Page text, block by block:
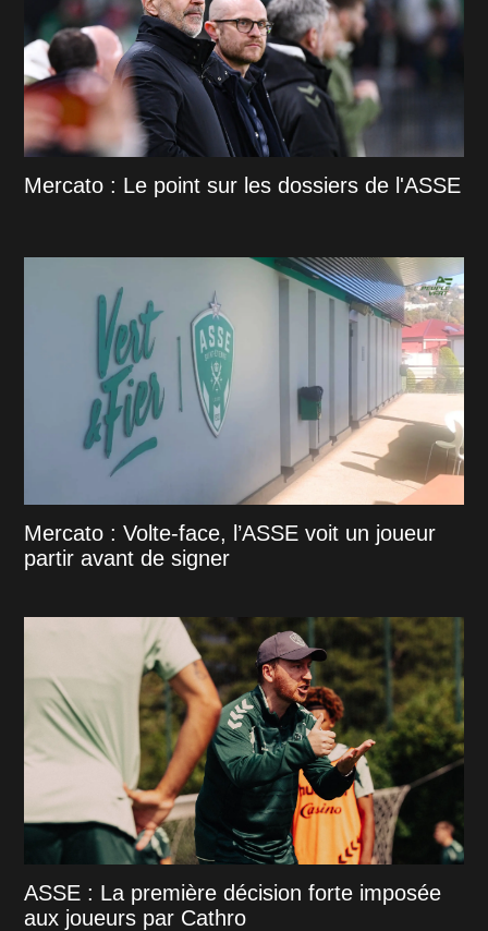
Mercato : Le point sur les dossiers de l'ASSE
Mercato : Volte-face, l’ASSE voit un joueur
partir avant de signer
ASSE : La première décision forte imposée
aux joueurs par Cathro